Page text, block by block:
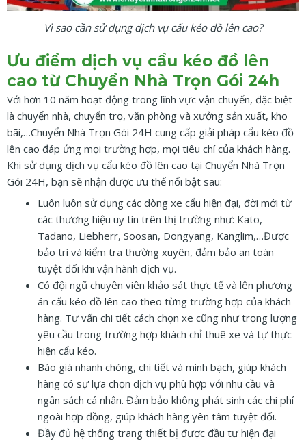
Vì sao cần sử dụng dịch vụ cẩu kéo đồ lên cao?
Ưu điểm dịch vụ cẩu kéo đồ lên
cao từ Chuyển Nhà Trọn Gói 24h
Với hơn 10 năm hoạt động trong lĩnh vực vận chuyển, đặc biệt
là chuyển nhà, chuyển trọ, văn phòng và xưởng sản xuất, kho
bãi,…Chuyển Nhà Trọn Gói 24H cung cấp giải pháp cẩu kéo đồ
lên cao đáp ứng mọi trường hợp, mọi tiêu chí của khách hàng.
Khi sử dụng dịch vụ cẩu kéo đồ lên cao tại Chuyển Nhà Trọn
Gói 24H, bạn sẽ nhận được ưu thế nổi bật sau:
Luôn luôn sử dụng các dòng xe cẩu hiện đại, đời mới từ
các thương hiệu uy tín trên thị trường như: Kato,
Tadano, Liebherr, Soosan, Dongyang, Kanglim,…Được
bảo trì và kiểm tra thường xuyên, đảm bảo an toàn
tuyệt đối khi vận hành dịch vụ.
Có đội ngũ chuyên viên khảo sát thực tế và lên phương
án cẩu kéo đồ lên cao theo từng trường hợp của khách
hàng. Tư vấn chi tiết cách chọn xe cũng như trọng lượng
yêu cầu trong trường hợp khách chỉ thuê xe và tự thực
hiện cẩu kéo.
Báo giá nhanh chóng, chi tiết và minh bạch, giúp khách
hàng có sự lựa chọn dịch vụ phù hợp với nhu cầu và
ngân sách cá nhân. Đảm bảo không phát sinh các chi phí
ngoài hợp đồng, giúp khách hàng yên tâm tuyệt đối.
Đầy đủ hệ thống trang thiết bị được đầu tư hiện đại